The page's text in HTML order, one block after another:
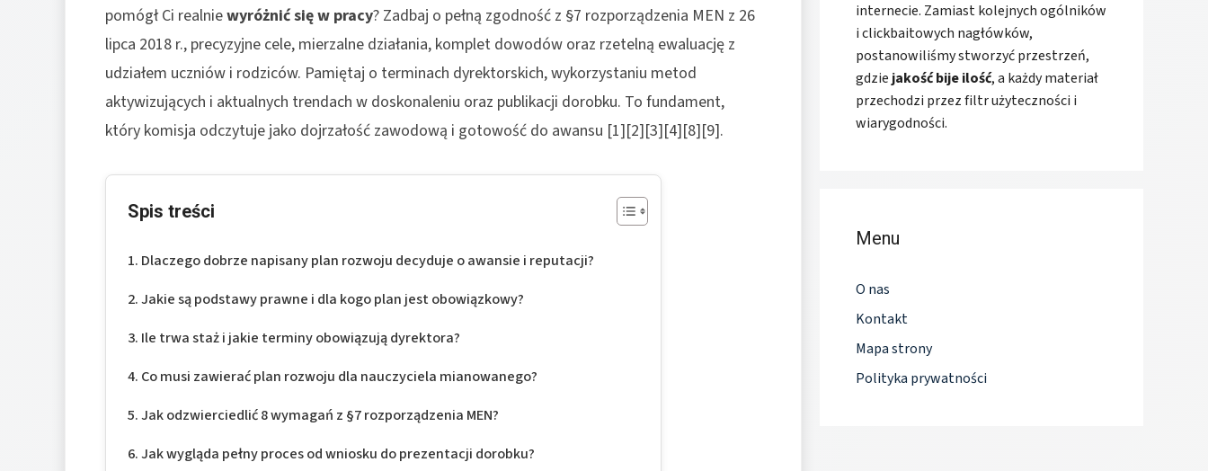
pomógł Ci realniewyróżnić się w pracy? Zadbaj o pełną zgodność z §7 rozporządzenia MEN z 26
lipca 2018 r., precyzyjne cele, mierzalne działania, komplet dowodów oraz rzetelną ewaluację z
udziałem uczniów i rodziców. Pamiętaj o terminach dyrektorskich, wykorzystaniu metod
aktywizujących i aktualnych trendach w doskonaleniu oraz publikacji dorobku. To fundament,
który komisja odczytuje jako dojrzałość zawodową i gotowość do awansu [1][2][3][4][8][9].
Spis treści
Dlaczego dobrze napisany plan rozwoju decyduje o awansie i reputacji?
Jakie są podstawy prawne i dla kogo plan jest obowiązkowy?
Ile trwa staż i jakie terminy obowiązują dyrektora?
Co musi zawierać plan rozwoju dla nauczyciela mianowanego?
Jak odzwierciedlić 8 wymagań z §7 rozporządzenia MEN?
Jak wygląda pełny proces od wniosku do prezentacji dorobku?
internecie. Zamiast kolejnych ogólników
i clickbaitowych nagłówków,
postanowiliśmy stworzyć przestrzeń,
gdzie jakość bije ilość, a każdy materiał
przechodzi przez filtr użyteczności i
wiarygodności.
Menu
O nas
Kontakt
Mapa strony
Polityka prywatności